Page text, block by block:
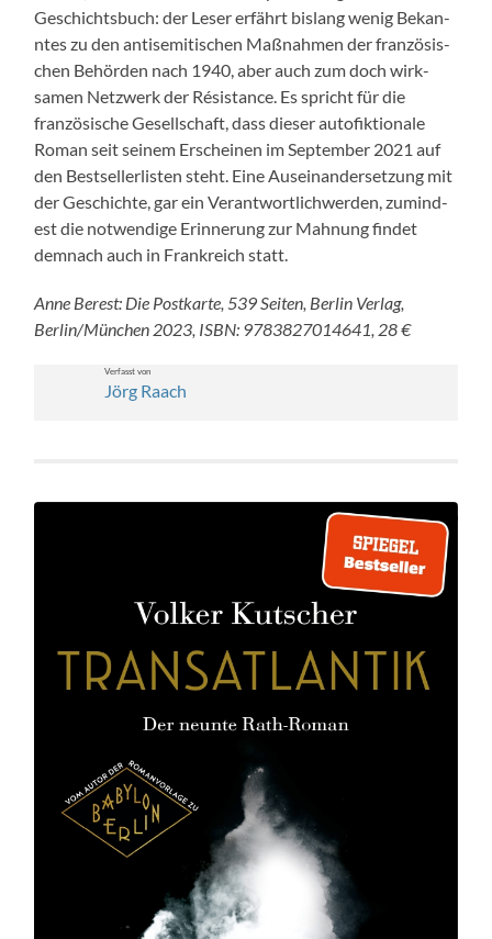
Geschichts­buch: der Leser erfährt bis­lang wenig Bekan­
ntes zu den anti­semi­tis­chen Maß­nah­men der franzö­sis­
chen Behör­den nach 1940, aber auch zum doch wirk­
samen Net­zw­erk der Résis­tance. Es spricht für die
franzö­sis­che Gesellschaft, dass dieser aut­ofik­tionale
Roman seit seinem Erscheinen im Sep­tem­ber 2021 auf
den Best­sellerlis­ten ste­ht. Eine Auseinan­der­set­zung mit
der Geschichte, gar ein Ver­ant­wortlich­w­er­den, zumin­d­
est die notwendi­ge Erin­nerung zur Mah­nung find­et
dem­nach auch in Frankre­ich statt.
Anne Berest: Die Postkarte, 539 Seit­en, Berlin Ver­lag,
Berlin/München 2023, ISBN: 9783827014641, 28 €
Ver­fasst von
Jörg Raach